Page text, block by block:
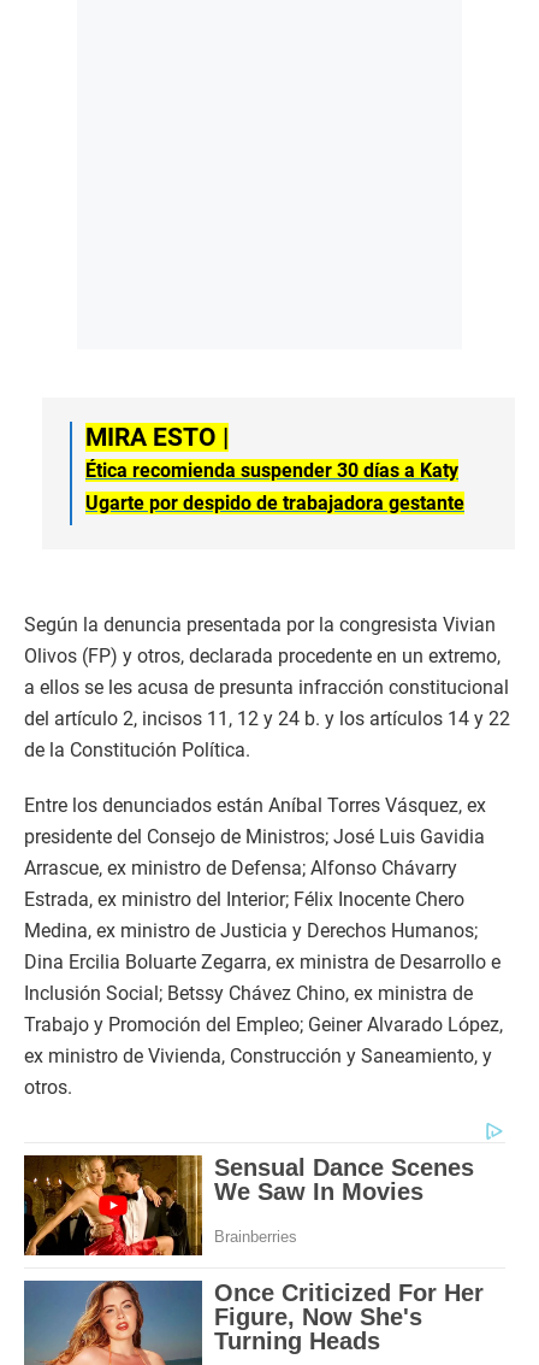
MIRA ESTO |
Ética recomienda suspender 30 días a Katy
Ugarte por despido de trabajadora gestante
Según la denuncia presentada por la congresista Vivian
Olivos (FP) y otros, declarada procedente en un extremo,
a ellos se les acusa de presunta infracción constitucional
del artículo 2, incisos 11, 12 y 24 b. y los artículos 14 y 22
de la Constitución Política.
Entre los denunciados están Aníbal Torres Vásquez, ex
presidente del Consejo de Ministros; José Luis Gavidia
Arrascue, ex ministro de Defensa; Alfonso Chávarry
Estrada, ex ministro del Interior; Félix Inocente Chero
Medina, ex ministro de Justicia y Derechos Humanos;
Dina Ercilia Boluarte Zegarra, ex ministra de Desarrollo e
Inclusión Social; Betssy Chávez Chino, ex ministra de
Trabajo y Promoción del Empleo; Geiner Alvarado López,
ex ministro de Vivienda, Construcción y Saneamiento, y
otros.